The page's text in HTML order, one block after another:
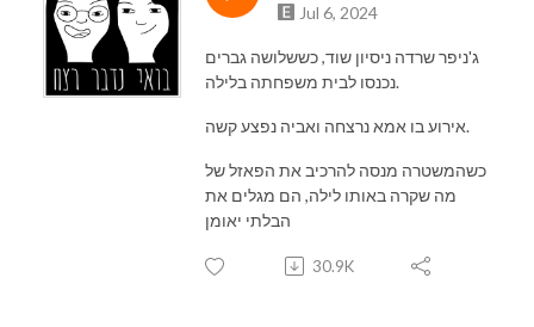
Jul 6, 2024
ג'ניפר שרדה ניסיון שוד, כששלושה גברים
נכנסו לבית משפחתה בלילה.
אירוע בו אמא נרצחה ואביה נפצע קשה.
כשהמשטרה מנסה להרכיב את הפאזל של
מה שקרה באותו לילה, הם מגלים את
הבלתי יאומן
30.9K